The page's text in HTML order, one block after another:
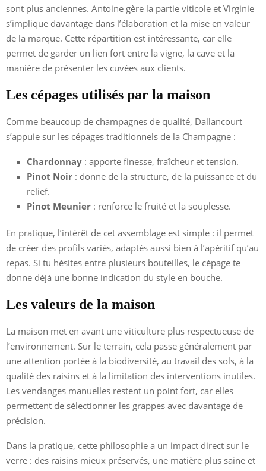
sont plus anciennes. Antoine gère la partie viticole et Virginie
s’implique davantage dans l’élaboration et la mise en valeur
de la marque. Cette répartition est intéressante, car elle
permet de garder un lien fort entre la vigne, la cave et la
manière de présenter les cuvées aux clients.
Les cépages utilisés par la maison
Comme beaucoup de champagnes de qualité, Dallancourt
s’appuie sur les cépages traditionnels de la Champagne :
Chardonnay : apporte finesse, fraîcheur et tension.
Pinot Noir : donne de la structure, de la puissance et du
relief.
Pinot Meunier : renforce le fruité et la souplesse.
En pratique, l’intérêt de cet assemblage est simple : il permet
de créer des profils variés, adaptés aussi bien à l’apéritif qu’au
repas. Si tu hésites entre plusieurs bouteilles, le cépage te
donne déjà une bonne indication du style en bouche.
Les valeurs de la maison
La maison met en avant une viticulture plus respectueuse de
l’environnement. Sur le terrain, cela passe généralement par
une attention portée à la biodiversité, au travail des sols, à la
qualité des raisins et à la limitation des interventions inutiles.
Les vendanges manuelles restent un point fort, car elles
permettent de sélectionner les grappes avec davantage de
précision.
Dans la pratique, cette philosophie a un impact direct sur le
verre : des raisins mieux préservés, une matière plus saine et